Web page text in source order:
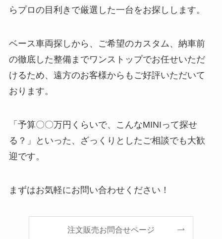
らプロの目利きで厳選した一台をお探しします。
ベース車両探しから、ご希望のカスタム、納車前
の徹底した整備までワンストップでお任せいただ
けるため、遠方のお客様からもご好評いただいて
おります。
「予算〇〇万円くらいで、こんなMINIって探せ
る？」といった、ざっくりとしたご相談でも大歓
迎です。
まずはお気軽にお問い合わせください！
注文販売お問合せページ